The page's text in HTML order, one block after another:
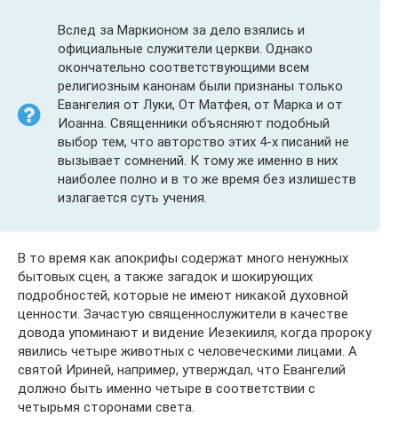
Вслед за Маркионом за дело взялись и
официальные служители церкви. Однако
окончательно соответствующими всем
религиозным канонам были признаны только
Евангелия от Луки, От Матфея, от Марка и от
Иоанна. Священники объясняют подобный
выбор тем, что авторство этих 4-х писаний не
вызывает сомнений. К тому же именно в них
наиболее полно и в то же время без излишеств
излагается суть учения.
В то время как апокрифы содержат много ненужных
бытовых сцен, а также загадок и шокирующих
подробностей, которые не имеют никакой духовной
ценности. Зачастую священнослужители в качестве
довода упоминают и видение Иезекииля, когда пророку
явились четыре животных с человеческими лицами. А
святой Ириней, например, утверждал, что Евангелий
должно быть именно четыре в соответствии с
четырьмя сторонами света.